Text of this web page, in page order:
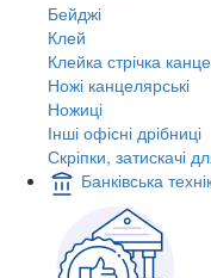
Бейджі
Клей
Клейка стрічка
Ножі канцелярські
Ножиці
Інші офісні дрібниці
Скріпки, затискачі
Банківська